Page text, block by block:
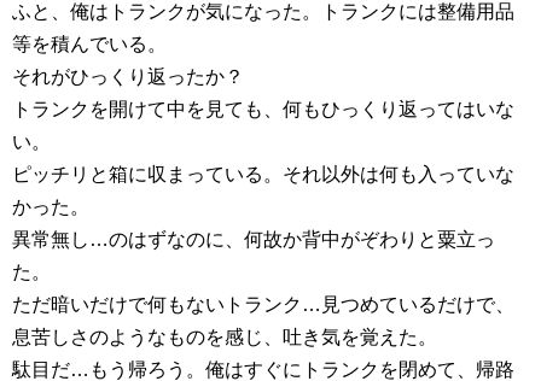
ふと、俺はトランクが気になった。トランクには整備用品
等を積んでいる。
それがひっくり返ったか？
トランクを開けて中を見ても、何もひっくり返ってはいな
い。
ピッチリと箱に収まっている。それ以外は何も入っていな
かった。
異常無し…のはずなのに、何故か背中がぞわりと粟立っ
た。
ただ暗いだけで何もないトランク…見つめているだけで、
息苦しさのようなものを感じ、吐き気を覚えた。
駄目だ…もう帰ろう。俺はすぐにトランクを閉めて、帰路